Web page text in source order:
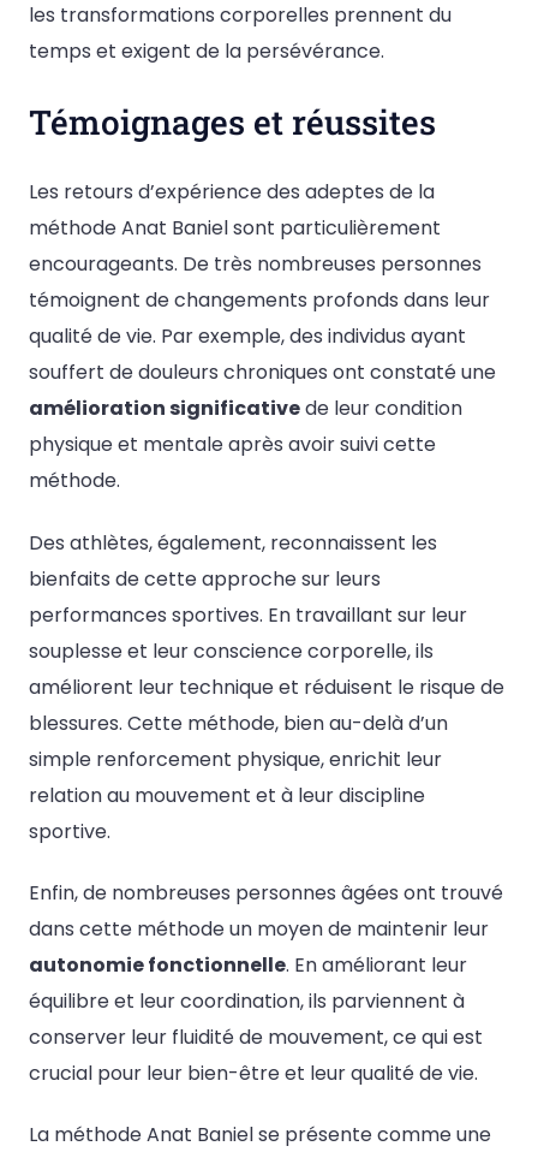
les transformations corporelles prennent du
temps et exigent de la persévérance.
Témoignages et réussites
Les retours d’expérience des adeptes de la
méthode Anat Baniel sont particulièrement
encourageants. De très nombreuses personnes
témoignent de changements profonds dans leur
qualité de vie. Par exemple, des individus ayant
souffert de douleurs chroniques ont constaté une
amélioration significativede leur condition
physique et mentale après avoir suivi cette
méthode.
Des athlètes, également, reconnaissent les
bienfaits de cette approche sur leurs
performances sportives. En travaillant sur leur
souplesse et leur conscience corporelle, ils
améliorent leur technique et réduisent le risque de
blessures. Cette méthode, bien au-delà d’un
simple renforcement physique, enrichit leur
relation au mouvement et à leur discipline
sportive.
Enfin, de nombreuses personnes âgées ont trouvé
dans cette méthode un moyen de maintenir leur
autonomie fonctionnelle. En améliorant leur
équilibre et leur coordination, ils parviennent à
conserver leur fluidité de mouvement, ce qui est
crucial pour leur bien-être et leur qualité de vie.
La méthode Anat Baniel se présente comme une